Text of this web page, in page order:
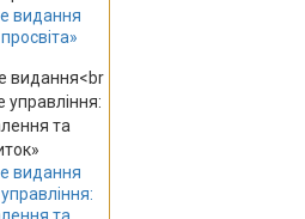
видання
видання